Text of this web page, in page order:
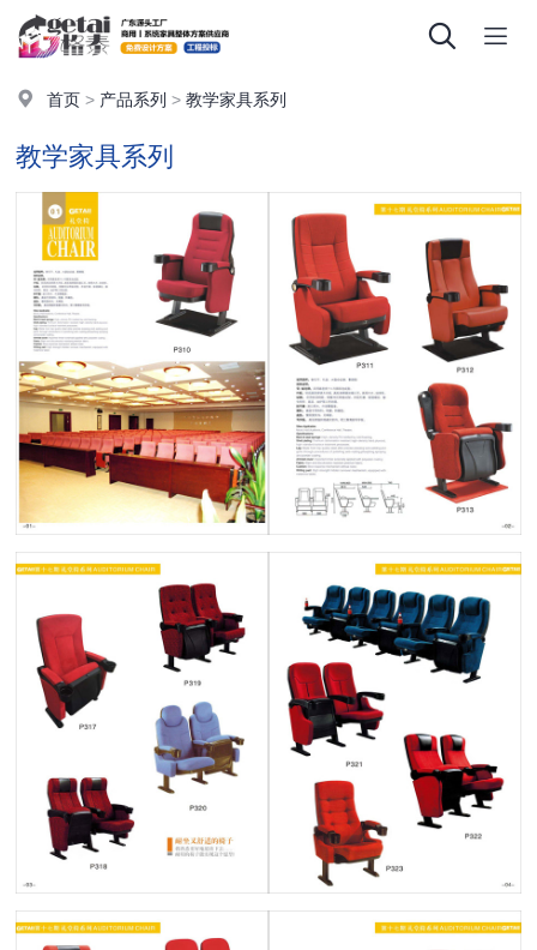
首页 > 产品系列 >教学家具系列
教学家具系列